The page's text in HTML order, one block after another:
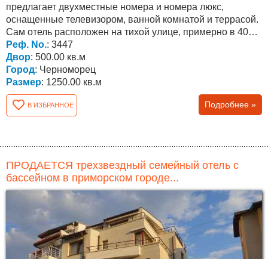
предлагает двухместные номера и номера люкс,
оснащенные телевизором, ванной комнатой и террасой.
Сам отель расположен на тихой улице, примерно в 400
метрах...
Реф. No.: 3447
Двор: 500.00 кв.м
Город: Черноморец
Размер: 1250.00 кв.м
В ИЗБРАННОЕ Подробнее »
ПРОДАЕТСЯ трехзвездный семейный отель с
бассейном в приморском городе...